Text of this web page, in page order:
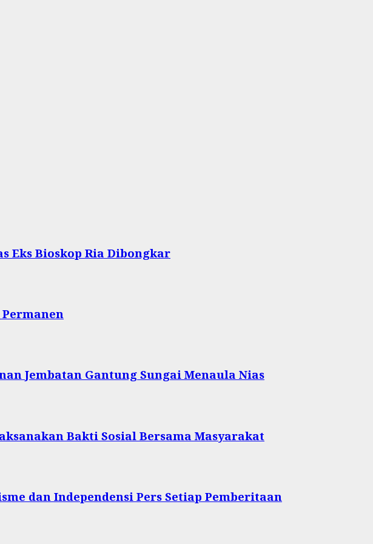
Eks Bioskop Ria Dibongkar
Jembatan Gantung Sungai Menaula Nias
Bakti Sosial Bersama Masyarakat
dan Independensi Pers Setiap Pemberitaan